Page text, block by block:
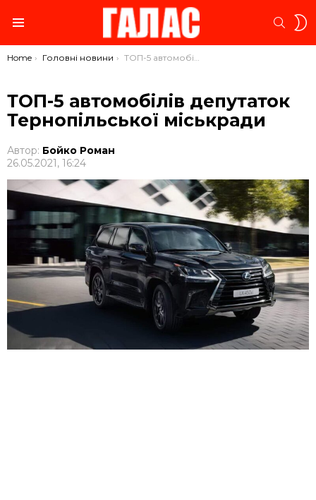
You are here:
Home Головні новини ТОП-5 автомобілів депутаток Тернопільської міськради
ТОП-5 автомобілів депутаток
Тернопільської міськради
Автор: Бойко Роман
26.05.2021, 16:24